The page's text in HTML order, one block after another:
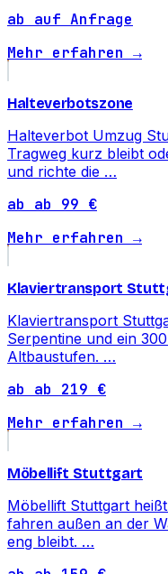
ab auf Anfrage
Mehr erfahren →
Halteverbotszone
Halteverbot Umzug
Tragweg kurz bleibt
und richte die …
ab ab 99 €
Mehr erfahren →
Klaviertransport
Klaviertransport
Serpentine und ein
Altbaustufen. …
ab ab 219 €
Mehr erfahren →
Möbellift Stuttgart
Möbellift Stuttgart
fahren außen an der
eng bleibt. …